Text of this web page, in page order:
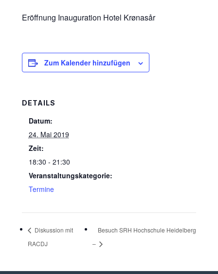
Eröffnung Inauguration Hotel Krønasår
Zum Kalender hinzufügen
DETAILS
Datum:
24. Mai 2019
Zeit:
18:30 - 21:30
Veranstaltungskategorie:
Termine
Diskussion mit
RACDJ
Besuch SRH Hochschule Heidelberg
–